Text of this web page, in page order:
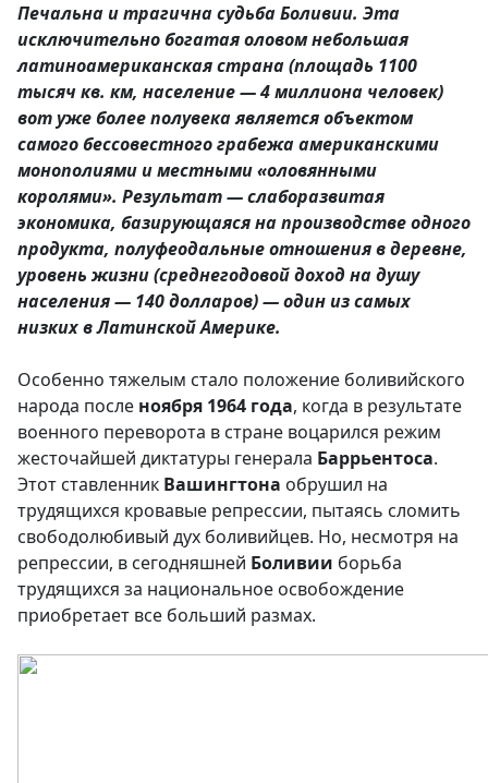
Печальна и трагична судьба Боливии. Эта
исключительно богатая оловом небольшая
латиноамериканская страна (площадь 1100
тысяч кв. км, население — 4 миллиона человек)
вот уже более полувека является объектом
самого бессовестного грабежа американскими
монополиями и местными «оловянными
королями». Результат — слаборазвитая
экономика, базирующаяся на производстве одного
продукта, полуфеодальные отношения в деревне,
уровень жизни (среднегодовой доход на душу
населения — 140 долларов) — один из самых
низких в Латинской Америке.
Особенно тяжелым стало положение боливийского
народа после ноября 1964 года, когда в результате
военного переворота в стране воцарился режим
жесточайшей диктатуры генерала Баррьентоса.
Этот ставленник Вашингтона обрушил на
трудящихся кровавые репрессии, пытаясь сломить
свободолюбивый дух боливийцев. Но, несмотря на
репрессии, в сегодняшней Боливии борьба
трудящихся за национальное освобождение
приобретает все больший размах.